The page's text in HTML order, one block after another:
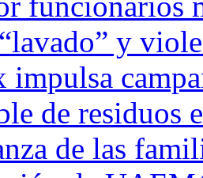
y
de residuos
de las